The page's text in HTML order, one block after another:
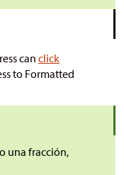
can click
to Formatted
una fracción,